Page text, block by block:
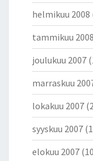
helmikuu 2008
tammikuu 2008
joulukuu 2007
marraskuu
lokakuu 2007
syyskuu 2007
elokuu 2007